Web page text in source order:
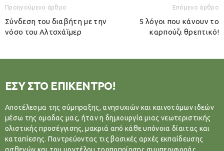
Προηγούμενο άρθρο
Σύνδεση του διαβήτη με την
νόσο του Αλτσχάϊμερ
Επόμενο άρθρο
5 λόγοι που κάνουν το
καρπούζι θρεπτικό!
ΕΣΥ ΣΤΟ ΕΠΙΚΕΝΤΡΟ!
Αποτέλεσμα της σύμπραξης, ανησυχιών και καινοτόμων ιδεών
μέσω της ομαδας μας, ήταν η δημιουργία μιας νεωτεριστικής
ολιστικής προσέγγισης, μακριά από κάθε υπόνοια δίαιτας και
καταπίεσης. Παντρεύοντας τις βασικές αρχές εκπαίδευσης